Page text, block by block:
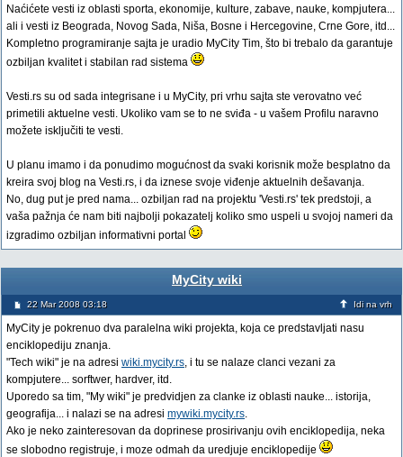
Naćićete vesti iz oblasti sporta, ekonomije, kulture, zabave, nauke, kompjutera...
ali i vesti iz Beograda, Novog Sada, Niša, Bosne i Hercegovine, Crne Gore, itd...
Kompletno programiranje sajta je uradio MyCity Tim, što bi trebalo da garantuje
ozbiljan kvalitet i stabilan rad sistema
Vesti.rs su od sada integrisane i u MyCity, pri vrhu sajta ste verovatno već
primetili aktuelne vesti. Ukoliko vam se to ne sviđa - u vašem Profilu naravno
možete isključiti te vesti.
U planu imamo i da ponudimo mogućnost da svaki korisnik može besplatno da
kreira svoj blog na Vesti.rs, i da iznese svoje viđenje aktuelnih dešavanja.
No, dug put je pred nama... ozbiljan rad na projektu 'Vesti.rs' tek predstoji, a
vaša pažnja će nam biti najbolji pokazatelj koliko smo uspeli u svojoj nameri da
izgradimo ozbiljan informativni portal
MyCity wiki
22 Mar 2008 03:18 Idi na vrh
MyCity je pokrenuo dva paralelna wiki projekta, koja ce predstavljati nasu
enciklopediju znanja.
"Tech wiki" je na adresi wiki.mycity.rs, i tu se nalaze clanci vezani za
kompjutere... sorftwer, hardver, itd.
Uporedo sa tim, "My wiki" je predvidjen za clanke iz oblasti nauke... istorija,
geografija... i nalazi se na adresi mywiki.mycity.rs.
Ako je neko zainteresovan da doprinese prosirivanju ovih enciklopedija, neka
se slobodno registruje, i moze odmah da uredjuje enciklopedije